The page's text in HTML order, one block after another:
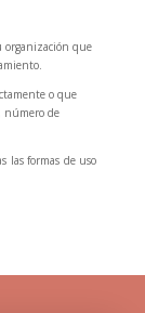
organización que
o que
número de
las formas de uso